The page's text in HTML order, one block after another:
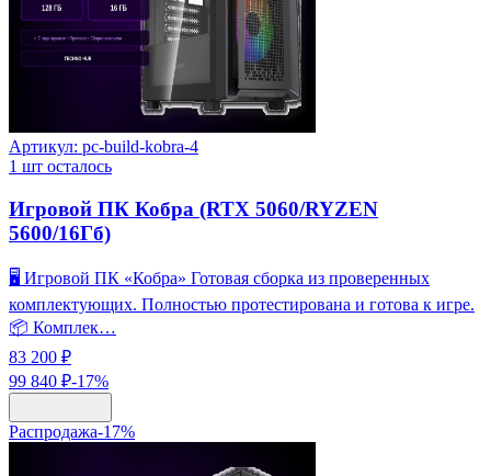
Артикул: pc-build-kobra-4
1 шт осталось
Игровой ПК Кобра (RTX 5060/RYZEN
5600/16Гб)
🖥️ Игровой ПК «Кобра» Готовая сборка из проверенных
комплектующих. Полностью протестирована и готова к игре.
📦 Комплек…
83 200 ₽
99 840 ₽-17%
Распродажа-17%